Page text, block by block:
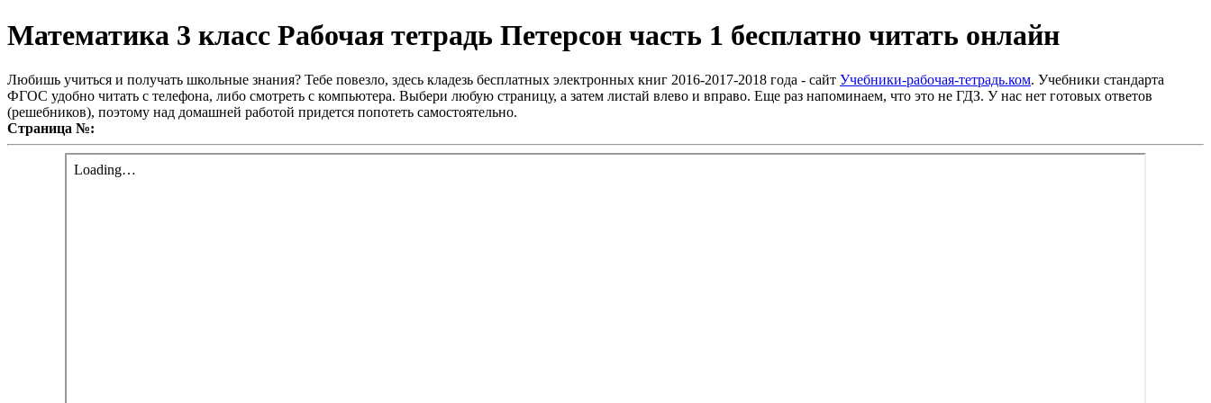
Математика 3 класс Рабочая тетрадь Петерсон часть 1 бесплатно читать онлайн
Любишь учиться и получать школьные знания? Тебе повезло, здесь кладезь бесплатных электронных книг 2016-2017-2018 года - сайт Учебники-рабочая-тетрадь.ком. Учебники стандарта
ФГОС удобно читать с телефона, либо смотреть с компьютера. Выбери любую страницу, а затем листай влево и вправо. Еще раз напоминаем, что это не ГДЗ. У нас нет готовых ответов
(решебников), поэтому над домашней работой придется попотеть самостоятельно.
Страница №: